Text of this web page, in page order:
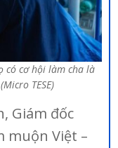
có cơ hội làm cha là
TESE)
Giám đốc
muộn Việt –